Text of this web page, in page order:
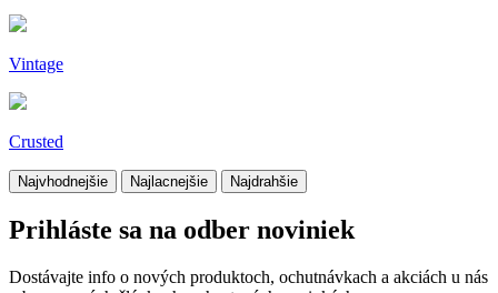
Vintage
Crusted
Najvhodnejšie Najlacnejšie Najdrahšie
Prihláste sa na odber noviniek
Dostávajte info o nových produktoch, ochutnávkach a akciách u nás